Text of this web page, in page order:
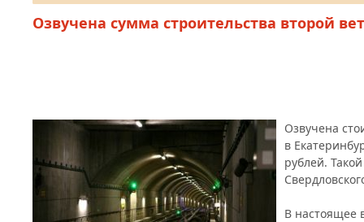
Озвучена сумма строительства второй
Озвучена
в
рублей.
В настоящее